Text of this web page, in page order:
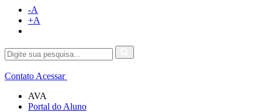
-A
+A
Contato Acessar
AVA
Portal do Aluno